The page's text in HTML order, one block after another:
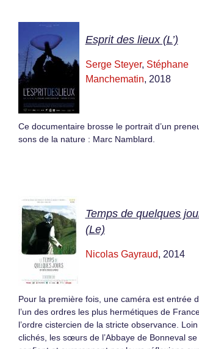
Esprit des lieux (L’)
Serge Steyer, Stéphane
Manchematin, 2018
Ce documentaire brosse le portrait d’un
sons de la nature : Marc Namblard.
Temps de quelques
(Le)
Nicolas Gayraud, 2014
Pour la première fois, une caméra est entrée
l’un des ordres les plus hermétiques de
l’ordre cistercien de la stricte observance.
clichés, les sœurs de l’Abbaye de Bonneval se